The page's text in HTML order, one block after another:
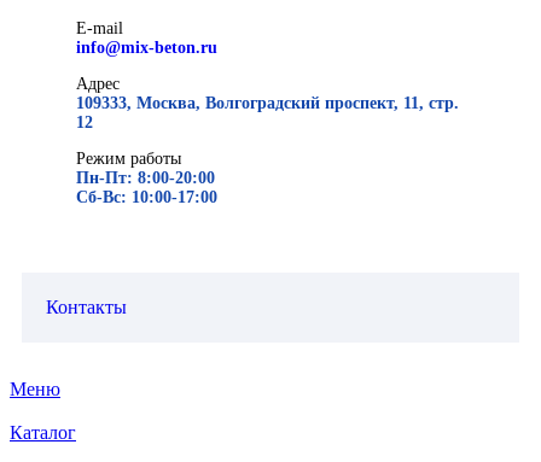
E-mail
info@mix-beton.ru
Адрес
109333, Москва, Волгоградский проспект, 11, стр.
12
Режим работы
Пн-Пт: 8:00-20:00
Сб-Вс: 10:00-17:00
Контакты
Меню
Каталог